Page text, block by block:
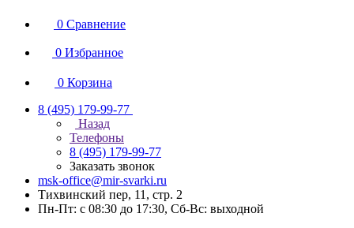
0 Сравнение
0 Избранное
0 Корзина
8 (495) 179-99-77
Назад
Телефоны
8 (495) 179-99-77
Заказать звонок
msk-office@mir-svarki.ru
Тихвинский пер, 11, стр. 2
Пн-Пт: с 08:30 до 17:30, Сб-Вс: выходной